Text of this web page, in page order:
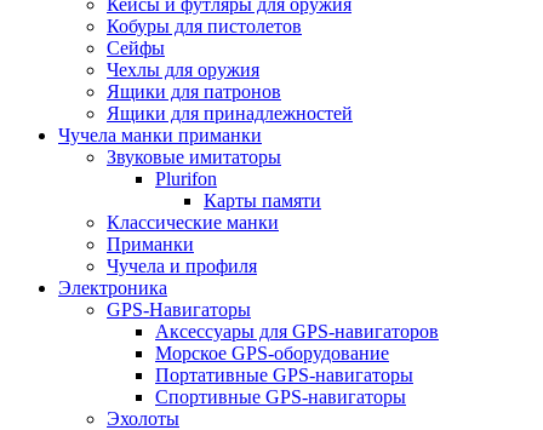
Кейсы и футляры для оружия
Кобуры для пистолетов
Сейфы
Чехлы для оружия
Ящики для патронов
Ящики для принадлежностей
Чучела манки приманки
Звуковые имитаторы
Plurifon
Карты памяти
Классические манки
Приманки
Чучела и профиля
Электроника
GPS-Навигаторы
Аксессуары для GPS-навигаторов
Морское GPS-оборудование
Портативные GPS-навигаторы
Спортивные GPS-навигаторы
Эхолоты